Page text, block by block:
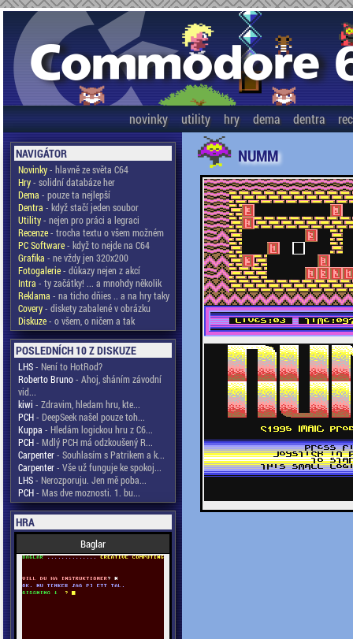
novinky utility hry dema dentra
NAVIGÁTOR
Novinky- hlavně ze světa C64
Hry- solidní databáze her
Dema - pouze ta nejlepší
Dentra - když stačí jeden soubor
Utility- nejen pro práci a legraci
Recenze- trocha textu o všem možném
PC Software- když to nejde na C64
Grafika - ne vždy jen 320x200
Fotogalerie- důkazy nejen z akcí
Intra - ty začátky! ... a mnohdy několik
Reklama - na ticho dňies .. a na hry taky
Covery- diskety zabalené v obrázku
Diskuze- o všem, o ničem a tak
POSLEDNÍCH 10 Z DISKUZE
LHS- Není to HotRod?
Roberto Bruno- Ahoj, sháním závodní
vid...
kiwi - Zdravim, hledam hru, kte...
PCH- DeepSeek našel pouze toh...
Kuppa - Hledám logickou hru z C6...
PCH- Mdlý PCH má odzkoušený R...
Carpenter- Souhlasím s Patrikem a k...
Carpenter- Vše už funguje ke spokoj...
LHS- Nerozporuju. Jen mě poba...
PCH- Mas dve moznosti. 1. bu...
HRA
Baglar
NUMM